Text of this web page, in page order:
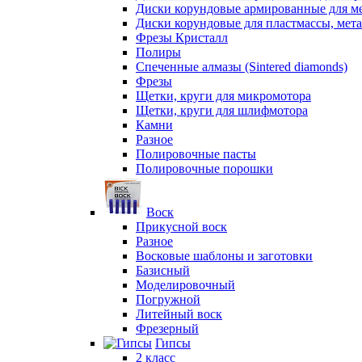
Диски корундовые армированные для
Диски корундовые для пластмассы,
Фрезы Кристалл
Полиры
Спеченные алмазы (Sintered diamonds)
Фрезы
Щетки, круги для микромотора
Щетки, круги для шлифмотора
Камни
Разное
Полировочные пасты
Полировочные порошки
Воск
Прикусной воск
Разное
Восковые шаблоны и заготовки
Базисный
Моделировочный
Погружной
Литейный воск
Фрезерный
Гипсы
2 класс